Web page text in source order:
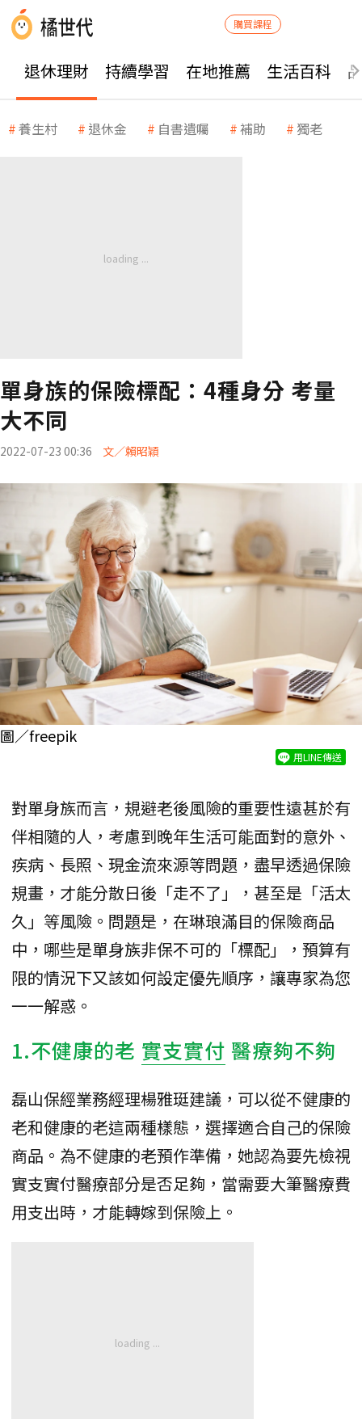
購買課程
退休理財 持續學習 在地推薦 生活百科
養生村 退休金 自書遺囑 補助 獨老
單身族的保險標配：4種身分 考量
大不同
2022-07-23 00:36 文／賴昭穎
圖／freepik
用LINE傳送
對單身族而言，規避老後風險的重要性遠甚於有
伴相隨的人，考慮到晚年生活可能面對的意外、
疾病、長照、現金流來源等問題，盡早透過保險
規畫，才能分散日後「走不了」，甚至是「活太
久」等風險。問題是，在琳琅滿目的保險商品
中，哪些是單身族非保不可的「標配」，預算有
限的情況下又該如何設定優先順序，讓專家為您
一一解惑。
1.不健康的老 實支實付 醫療夠不夠
磊山保經業務經理楊雅珽建議，可以從不健康的
老和健康的老這兩種樣態，選擇適合自己的保險
商品。為不健康的老預作準備，她認為要先檢視
實支實付醫療部分是否足夠，當需要大筆醫療費
用支出時，才能轉嫁到保險上。